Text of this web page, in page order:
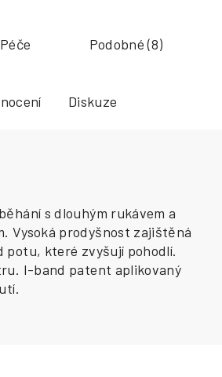
Péče Podobné (8)
Diskuze
s dlouhým rukávem a
Vysoká prodyšnost zajištěná
potu, které zvyšují pohodlí.
I-band patent aplikovaný